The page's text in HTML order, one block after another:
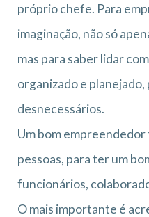
próprio chefe. Para
imaginação, não só
mas para saber lidar
organizado e
desnecessários.
Um bom empreendedor
pessoas, para ter um
funcionários,
O mais importante é